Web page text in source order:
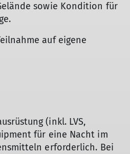
sowie Kondition für
auf eigene
(inkl. LVS,
für eine Nacht im
erforderlich. Bei